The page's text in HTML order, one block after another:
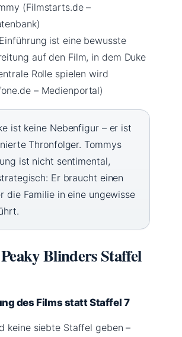
(Filmstarts.de –
ist eine bewusste
auf den Film, in dem Duke
Rolle spielen wird
– Medienportal)
ist keine Nebenfigur – er ist
Thronfolger. Tommys
ist nicht sentimental,
Er braucht einen
die Familie in eine ungewisse
Blinders Staffel
des Films statt Staffel 7
keine siebte Staffel geben –